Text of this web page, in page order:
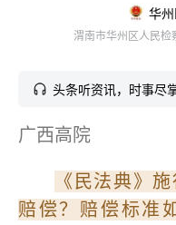
渭南市华州区人民检
头条听资讯，时事尽
广西高院
《民法典》
赔偿？赔偿标准